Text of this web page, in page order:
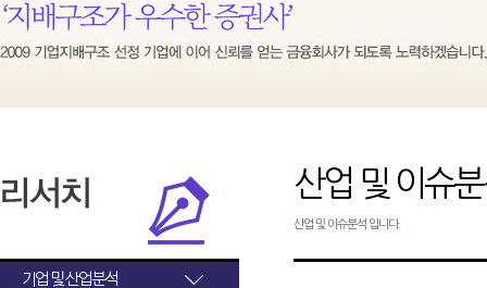
기업 및 산업분석
산업 및 이슈
산업 및 이슈분석 입니다.